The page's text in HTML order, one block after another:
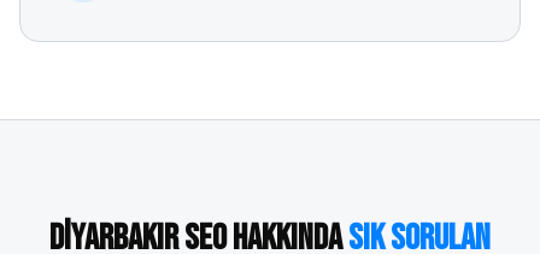
DiyarbakırSEO HakkındaSık Sorulan